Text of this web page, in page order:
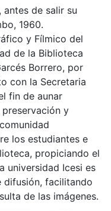
de salir su
1960.
y Fílmico del
de la Biblioteca
Borrero, por
con la Secretaria
fin de aunar
y
los estudiantes e
propiciando el
universidad Icesi es
difusión, facilitando
de las imágenes.